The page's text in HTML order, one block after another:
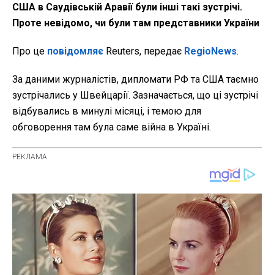
США в Саудівській Аравії були інші такі зустрічі.
Проте невідомо, чи були там представники України
Про це повідомляє Reuters, передає RegioNews.
За даними журналістів, дипломати РФ та США таємно
зустрічались у Швейцарії. Зазначається, що ці зустрічі
відбувались в минулі місяці, і темою для
обговорення там була саме війна в Україні.